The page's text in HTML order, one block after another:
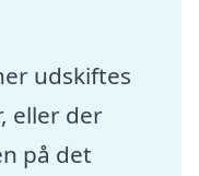
udskiftes
eller der
på det